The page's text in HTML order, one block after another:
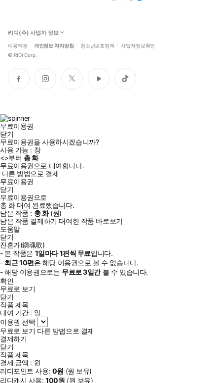
리디(주) 사업자 정보
이용약관 개인정보 처리방침 청소년보호정책 사업자정보확인
© RIDI Corp.
페
이
인
스
트
위
유
튜
틱
톡
무료이용권
닫기
무료이용권을 사용하시겠습니까?
사용 가능 : 장
<>부터 총화
무료이용권으로 대여합니다.
다른 방법으로 결제
무료이용권
닫기
무료이용권으로
총 화대여 완료했습니다.
남은 작품 : 총화(원)
남은 작품 결제하기 대여한 작품 바로보기
도움말
닫기
진혼가(鎭魂歌)
- 본 작품은 1일마다1편씩 무료입니다.
- 최근10편은 해당 이용권으로 볼 수 없습니다.
- 해당 이용권으로는 무료로3일간볼 수 있습니다.
확인
무료로 보기
닫기
작품 제목
대여 기간 : 일
이용권 선택
무료로 보기 다른 방법으로 결제
결제하기
닫기
작품 제목
결제 금액 : 원
리디포인트 사용: 0원 (원 보유)
리디캐시 사용:100원 (원 보유)